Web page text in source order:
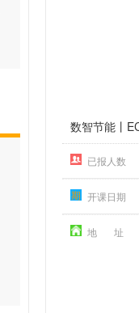
已报人数
期 开课日期
地 址